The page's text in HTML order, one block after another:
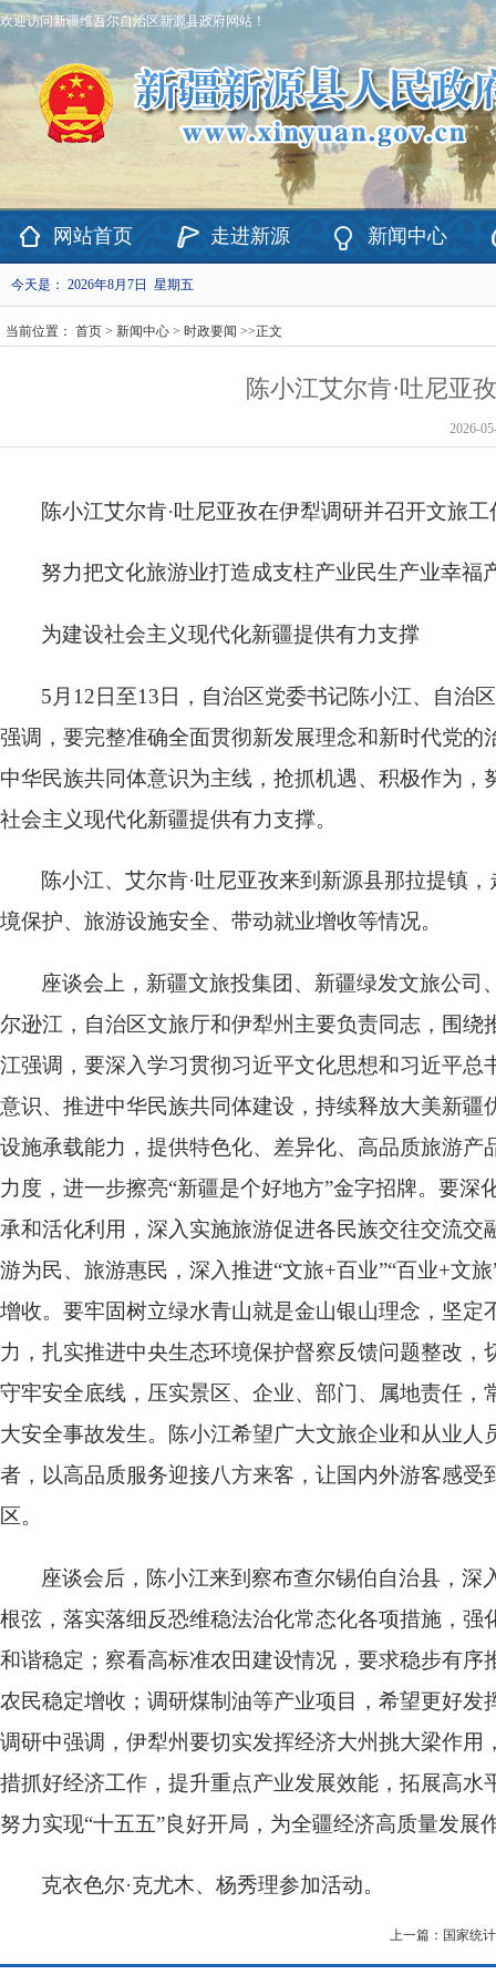
欢迎访问新疆维吾尔自治区新源县政府网站！
网站首页 走进新源 新闻中心
今天是： 2026年8月7日 星期五
当前位置： 首页 > 新闻中心 > 时政要闻 >>正文
陈小江艾尔肯·吐尼亚
2026-
陈小江艾尔肯·吐尼亚孜在伊犁调研并召开文旅
努力把文化旅游业打造成支柱产业民生产业幸福
为建设社会主义现代化新疆提供有力支撑
5月12日至13日，自治区党委书记陈小江、自治
强调，要完整准确全面贯彻新发展理念和新时代党
中华民族共同体意识为主线，抢抓机遇、积极作为
社会主义现代化新疆提供有力支撑。
陈小江、艾尔肯·吐尼亚孜来到新源县那拉提镇
境保护、旅游设施安全、带动就业增收等情况。
座谈会上，新疆文旅投集团、新疆绿发文旅公
尔逊江，自治区文旅厅和伊犁州主要负责同志，围
江强调，要深入学习贯彻习近平文化思想和习近平
意识、推进中华民族共同体建设，持续释放大美新
设施承载能力，提供特色化、差异化、高品质旅游
力度，进一步擦亮“新疆是个好地方”金字招牌。要
承和活化利用，深入实施旅游促进各民族交往交流
游为民、旅游惠民，深入推进“文旅+百业”“百业+文
增收。要牢固树立绿水青山就是金山银山理念，坚
力，扎实推进中央生态环境保护督察反馈问题整改
守牢安全底线，压实景区、企业、部门、属地责任
大安全事故发生。陈小江希望广大文旅企业和从业
者，以高品质服务迎接八方来客，让国内外游客感
区。
座谈会后，陈小江来到察布查尔锡伯自治县，
根弦，落实落细反恐维稳法治化常态化各项措施，
和谐稳定；察看高标准农田建设情况，要求稳步有
农民稳定增收；调研煤制油等产业项目，希望更好
调研中强调，伊犁州要切实发挥经济大州挑大梁作
措抓好经济工作，提升重点产业发展效能，拓展高
努力实现“十五五”良好开局，为全疆经济高质量发展
克衣色尔·克尤木、杨秀理参加活动。
上一篇：国家统